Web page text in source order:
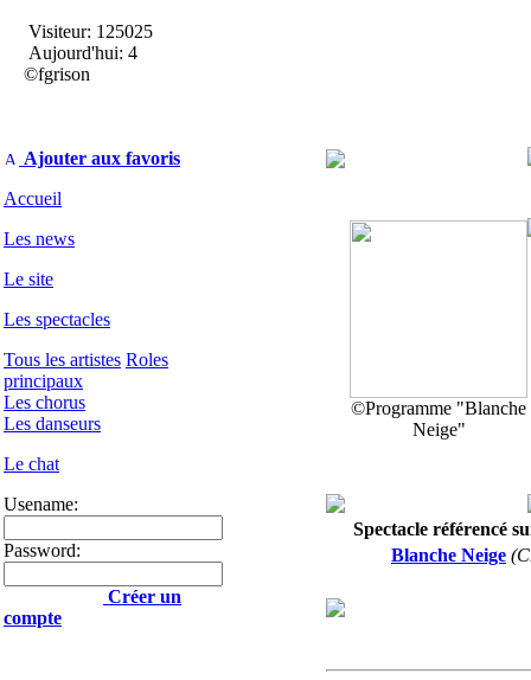
Visiteur: 125025
Aujourd'hui: 4
©fgrison
Ajouter aux favoris
Accueil
Les news
Le site
Les spectacles
Tous les artistes Roles
principaux
Les chorus
Les danseurs
Le chat
Usename:
Password:
Créer un
compte
©Programme "Blanche
Neige"
Spectacle référencé
Blanche Neige